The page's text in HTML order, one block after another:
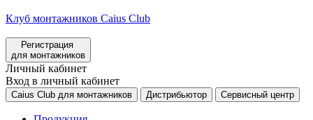
Клуб монтажников Caius Club
Регистрация
для монтажников
Личный кабинет
Вход в личный кабинет
Caius Club для монтажников Дистрибьютор Сервисный центр